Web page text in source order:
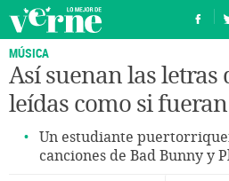
MÚSICA
Así suenan las letras
leídas como si
Un estudiante
canciones de Bad Bunny y